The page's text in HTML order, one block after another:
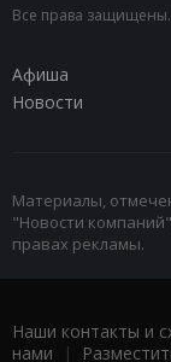
Все права защищены.
Афиша
Новости
Материалы,
"Новости
правах рекламы.
Наши контакты и
нами |